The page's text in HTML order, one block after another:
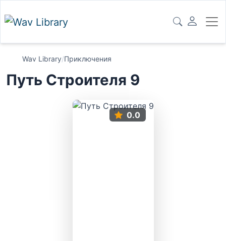
Wav Library/Приключения
Путь Строителя 9
0.0